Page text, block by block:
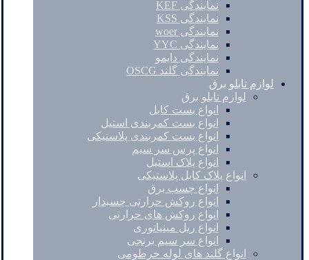
نمایندگی KEF
نمایندگی KSS
نمایندگی woer
نمایندگی YYC
نمایندگی دایمو
نمایندگی گلند OSCG
لوازم تابلو برق
لوازم تابلو برق
انواع بست کابل
انواع بست کمربندی استیل
انواع بست کمربندی پلاستیکی
انواع پرس سر سیم
انواع پلاک استیل
انواع پلاک کابل پلاستیکی
انواع چسب برق
انواع روکش حرارتی چسبدار
انواع روکش های حرارتی
انواع ریل مینیاتوری
انواع سر سیم برنجی
انواع گلند های لوله خرطومی